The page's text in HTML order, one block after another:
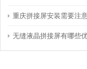
重庆拼接屏安装需要注
无缝液晶拼接屏有哪些